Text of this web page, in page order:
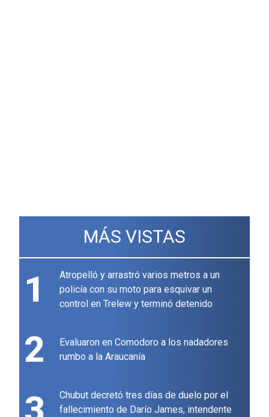
MÁS VISTAS
1
Atropelló y arrastró varios metros a un
policía con su moto para esquivar un
control en Trelew y terminó detenido
2
Evaluaron en Comodoro a los nadadores
rumbo a la Araucanía
Chubut decretó tres días de duelo por el
fallecimiento de Darío James, intendente